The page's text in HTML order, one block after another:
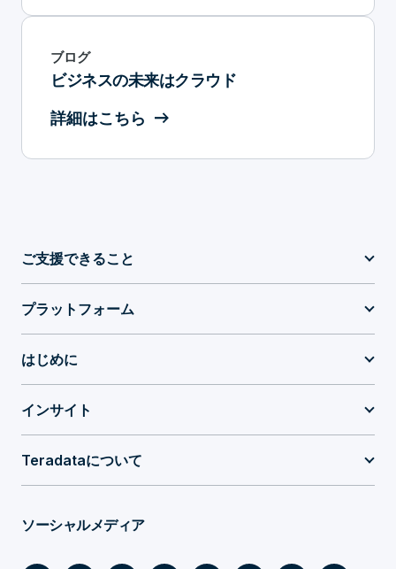
ブログ
ビジネスの未来はクラウド
詳細はこちら
ご支援できること
プラットフォーム
はじめに
インサイト
Teradataについて
ソーシャルメディア